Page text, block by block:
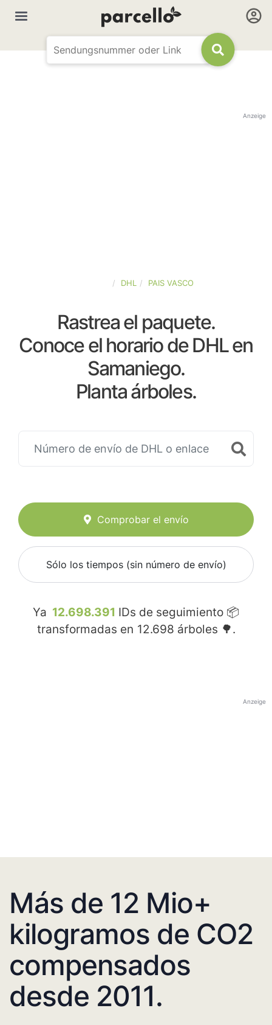
Anzeige
DHL PAIS VASCO
Rastrea el paquete.
Conoce el horario de DHL en
Samaniego.
Planta árboles.
Comprobar el envío
Sólo los tiempos (sin número de envío)
Ya 12.698.391 IDs de seguimiento 📦
transformadas en 12.698 árboles 🌳.
Anzeige
Más de 12 Mio+
kilogramos de CO2
compensados
desde 2011.